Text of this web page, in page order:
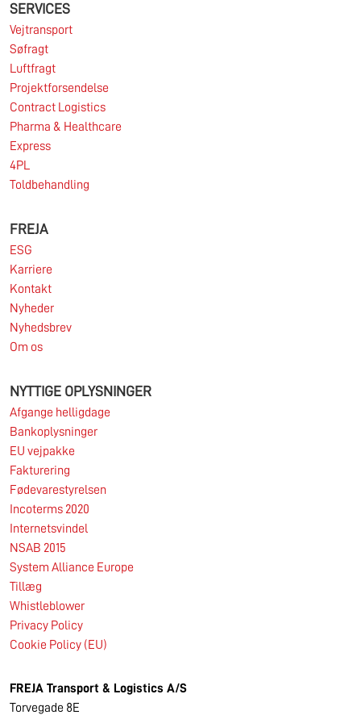
logistikmarkederne, ligesom makroøkonomien på
de fleste af SDK FREJA’s nøglemarkeder var
udfordrende.
11.06.2026
SERVICES
Vejtransport
Søfragt
Luftfragt
Projektforsendelse
Contract Logistics
Pharma & Healthcare
Express
4PL
Toldbehandling
FREJA
ESG
Karriere
Kontakt
Nyheder
Nyhedsbrev
Om os
NYTTIGE OPLYSNINGER
Afgange helligdage
Bankoplysninger
EU vejpakke
Fakturering
Fødevarestyrelsen
Incoterms 2020
Internetsvindel
NSAB 2015
System Alliance Europe
Tillæg
Whistleblower
Privacy Policy
Cookie Policy (EU)
FREJA Transport & Logistics A/S
Torvegade 8E